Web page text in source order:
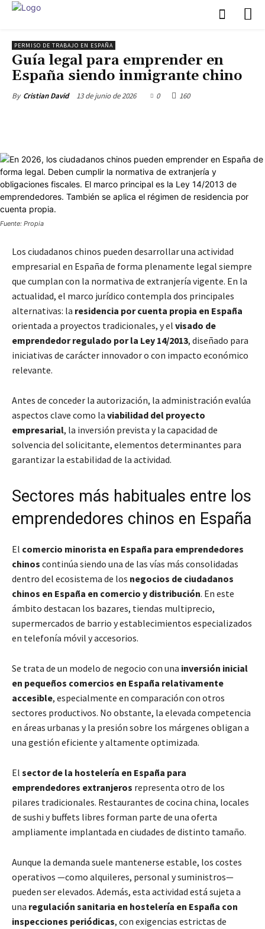
PERMISO DE TRABAJO EN ESPAÑA
Guía legal para emprender en
España siendo inmigrante chino
By Cristian David 13 de junio de 2026 0 160
Fuente: Propia
Los ciudadanos chinos pueden desarrollar una actividad
empresarial en España de forma plenamente legal siempre
que cumplan con la normativa de extranjería vigente. En la
actualidad, el marco jurídico contempla dos principales
alternativas: la residencia por cuenta propia en España
orientada a proyectos tradicionales, y el visado de
emprendedor regulado por la Ley 14/2013, diseñado para
iniciativas de carácter innovador o con impacto económico
relevante.
Antes de conceder la autorización, la administración evalúa
aspectos clave como la viabilidad del proyecto
empresarial, la inversión prevista y la capacidad de
solvencia del solicitante, elementos determinantes para
garantizar la estabilidad de la actividad.
Sectores más habituales entre los
emprendedores chinos en España
El comercio minorista en España para emprendedores
chinos continúa siendo una de las vías más consolidadas
dentro del ecosistema de los negocios de ciudadanos
chinos en España en comercio y distribución. En este
ámbito destacan los bazares, tiendas multiprecio,
supermercados de barrio y establecimientos especializados
en telefonía móvil y accesorios.
Se trata de un modelo de negocio con una inversión inicial
en pequeños comercios en España relativamente
accesible, especialmente en comparación con otros
sectores productivos. No obstante, la elevada competencia
en áreas urbanas y la presión sobre los márgenes obligan a
una gestión eficiente y altamente optimizada.
El sector de la hostelería en España para
emprendedores extranjeros representa otro de los
pilares tradicionales. Restaurantes de cocina china, locales
de sushi y buffets libres forman parte de una oferta
ampliamente implantada en ciudades de distinto tamaño.
Aunque la demanda suele mantenerse estable, los costes
operativos —como alquileres, personal y suministros—
pueden ser elevados. Además, esta actividad está sujeta a
una regulación sanitaria en hostelería en España con
inspecciones periódicas, con exigencias estrictas de